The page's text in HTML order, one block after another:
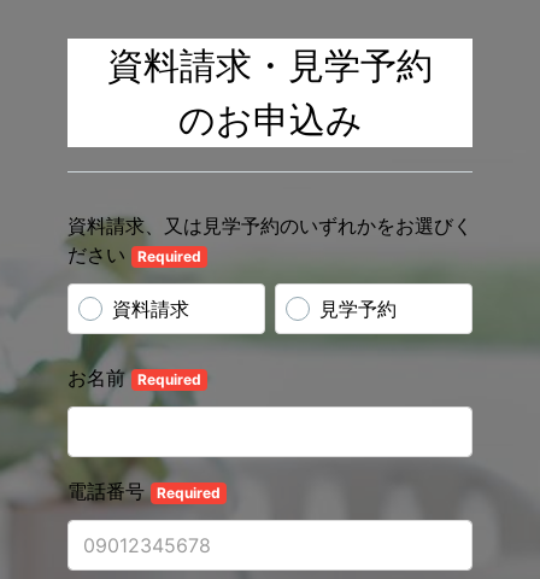
資料請求・見学予約
のお申込み
資料請求、又は見学予約のいずれかをお選びく
ださい
Required
資料請求 見学予約
お名前 Required
電話番号 Required